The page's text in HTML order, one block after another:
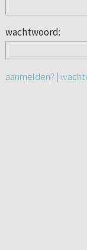
wachtwoord:
aanmelden? |